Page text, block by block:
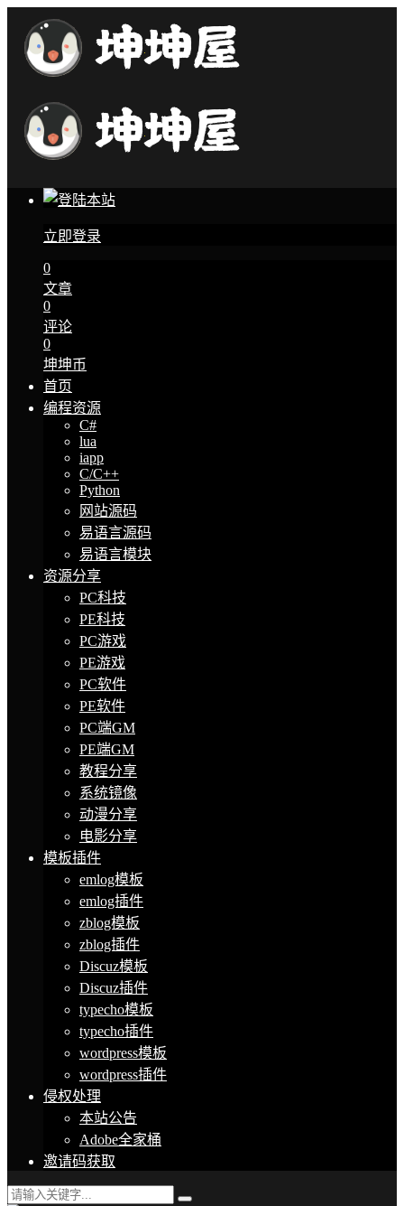
立即登录
0
文章
0
评论
0
坤坤币
首页
编程资源
C#
lua
iapp
C/C++
Python
网站源码
易语言源码
易语言模块
资源分享
PC科技
PE科技
PC游戏
PE游戏
PC软件
PE软件
PC端GM
PE端GM
教程分享
系统镜像
动漫分享
电影分享
模板插件
emlog模板
emlog插件
zblog模板
zblog插件
Discuz模板
Discuz插件
typecho模板
typecho插件
wordpress模板
wordpress插件
侵权处理
本站公告
Adobe全家桶
邀请码获取